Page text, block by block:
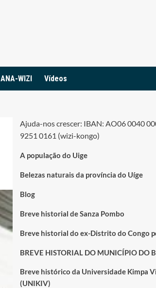
ANA-WIZI Vídeos
Ajuda-nos crescer: IBAN: AO06 0040
9251 0161 (wizi-kongo)
A população do Uige
Belezas naturais da província do Uíge
Blog
Breve historial de Sanza Pombo
Breve historial do ex-Distrito do Congo
BREVE HISTORIAL DO MUNICÍPIO DO
Breve histórico da Universidade Kimpa
(UNIKIV)